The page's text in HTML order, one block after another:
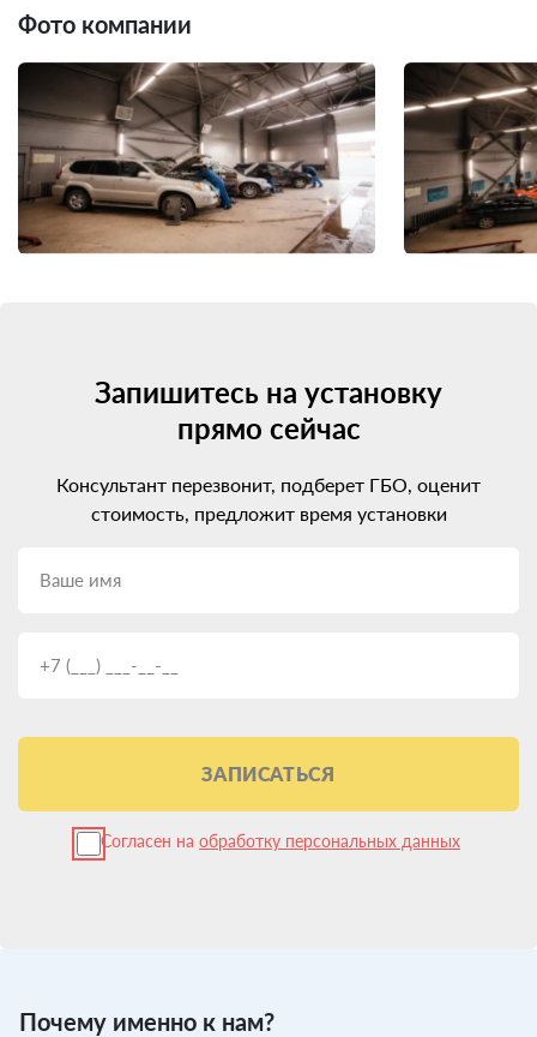
Фото компании
Запишитесь на установку
прямо сейчас
Консультант перезвонит, подберет ГБО, оценит
стоимость, предложит время установки
ЗАПИСАТЬСЯ
Согласен на обработку персональных данных
Почему именно к нам?